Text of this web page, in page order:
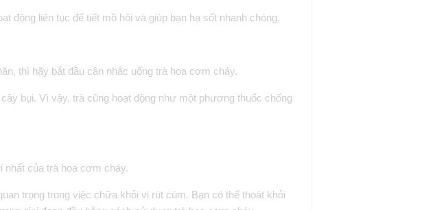
động liên tục để tiết mồ hôi và giúp bạn hạ sốt nhanh chóng.
thì hãy bắt đầu cân nhắc uống trà hoa cơm cháy.
bụi. Vì vậy, trà cũng hoạt động như một phương thuốc chống
của trà hoa cơm cháy.
trọng trong việc chữa khỏi vi rút cúm. Bạn có thể thoát khỏi